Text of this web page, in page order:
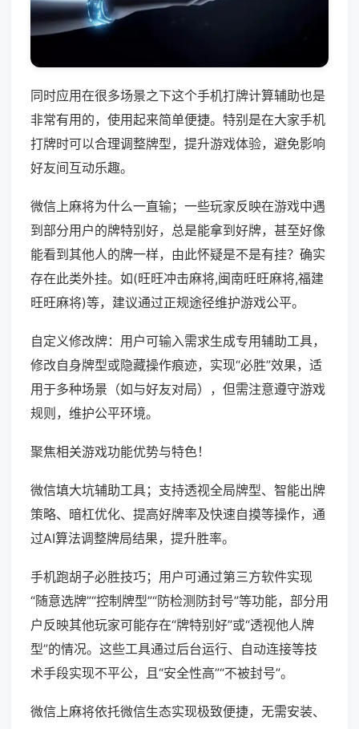
同时应用在很多场景之下这个手机打牌计算辅助也是
非常有用的，使用起来简单便捷。特别是在大家手机
打牌时可以合理调整牌型，提升游戏体验，避免影响
好友间互动乐趣。
微信上麻将为什么一直输；一些玩家反映在游戏中遇
到部分用户的牌特别好，总是能拿到好牌，甚至好像
能看到其他人的牌一样，由此怀疑是不是有挂？确实
存在此类外挂。如(旺旺冲击麻将,闽南旺旺麻将,福建
旺旺麻将)等，建议通过正规途径维护游戏公平。
自定义修改牌：用户可输入需求生成专用辅助工具，
修改自身牌型或隐藏操作痕迹，实现“必胜”效果，适
用于多种场景（如与好友对局），但需注意遵守游戏
规则，维护公平环境。
聚焦相关游戏功能优势与特色！
微信填大坑辅助工具；支持透视全局牌型、智能出牌
策略、暗杠优化、提高好牌率及快速自摸等操作，通
过AI算法调整牌局结果，提升胜率。
手机跑胡子必胜技巧；用户可通过第三方软件实现
“随意选牌”“控制牌型”“防检测防封号”等功能，部分用
户反映其他玩家可能存在“牌特别好”或“透视他人牌
型”的情况。这些工具通过后台运行、自动连接等技
术手段实现不平公，且“安全性高”“不被封号”。
微信上麻将依托微信生态实现极致便捷，无需安装、